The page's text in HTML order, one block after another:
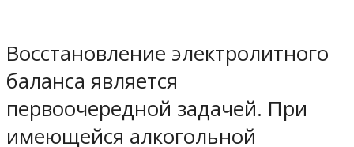
Восстановление электролитного
баланса является
первоочередной задачей. При
имеющейся алкогольной